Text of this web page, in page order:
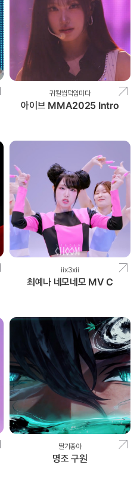
귀칼씹덕임미다
아이브 MMA2025 Intro
iix3xii
최예나 네모네모 MV C
딸기좋아
명조 구원